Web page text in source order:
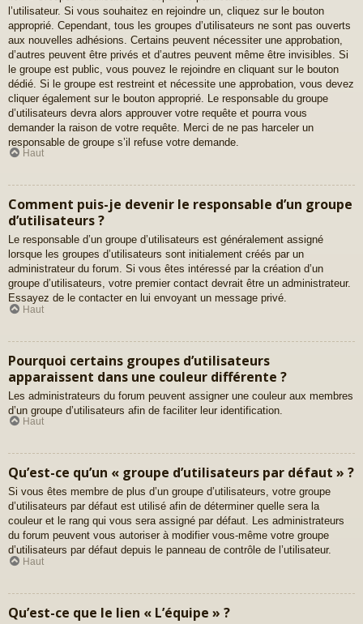
l’utilisateur. Si vous souhaitez en rejoindre un, cliquez sur le bouton
approprié. Cependant, tous les groupes d’utilisateurs ne sont pas ouverts
aux nouvelles adhésions. Certains peuvent nécessiter une approbation,
d’autres peuvent être privés et d’autres peuvent même être invisibles. Si
le groupe est public, vous pouvez le rejoindre en cliquant sur le bouton
dédié. Si le groupe est restreint et nécessite une approbation, vous devez
cliquer également sur le bouton approprié. Le responsable du groupe
d’utilisateurs devra alors approuver votre requête et pourra vous
demander la raison de votre requête. Merci de ne pas harceler un
responsable de groupe s’il refuse votre demande.
Haut
Comment puis-je devenir le responsable d’un groupe
d’utilisateurs ?
Le responsable d’un groupe d’utilisateurs est généralement assigné
lorsque les groupes d’utilisateurs sont initialement créés par un
administrateur du forum. Si vous êtes intéressé par la création d’un
groupe d’utilisateurs, votre premier contact devrait être un administrateur.
Essayez de le contacter en lui envoyant un message privé.
Haut
Pourquoi certains groupes d’utilisateurs
apparaissent dans une couleur différente ?
Les administrateurs du forum peuvent assigner une couleur aux membres
d’un groupe d’utilisateurs afin de faciliter leur identification.
Haut
Qu’est-ce qu’un « groupe d’utilisateurs par défaut » ?
Si vous êtes membre de plus d’un groupe d’utilisateurs, votre groupe
d’utilisateurs par défaut est utilisé afin de déterminer quelle sera la
couleur et le rang qui vous sera assigné par défaut. Les administrateurs
du forum peuvent vous autoriser à modifier vous-même votre groupe
d’utilisateurs par défaut depuis le panneau de contrôle de l’utilisateur.
Haut
Qu’est-ce que le lien « L’équipe » ?